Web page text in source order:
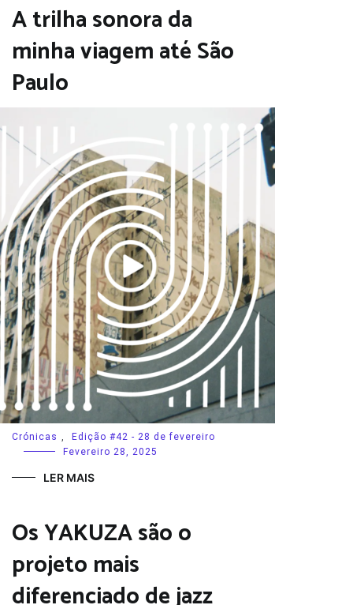
A trilha sonora da
minha viagem até São
Paulo
Crónicas ,
Edição #42 - 28 de fevereiro
Fevereiro 28, 2025
LER MAIS
Os YAKUZA são o
projeto mais
diferenciado de jazz